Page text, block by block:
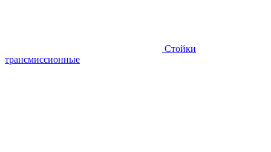
Стойки
трансмиссионные